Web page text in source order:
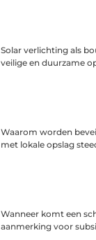
Solar verlichting als
veilige en duurzame
Waarom worden
met lokale opslag
Wanneer komt een
aanmerking voor